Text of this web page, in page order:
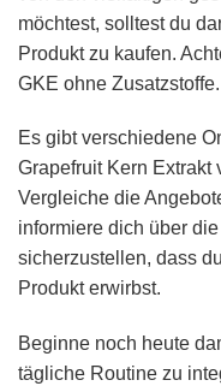
möchtest, solltest du
Produkt zu kaufen.
GKE ohne Zusatzstoffe.
Es gibt verschiedene
Grapefruit Kern Extrakt
Vergleiche die
informiere dich über
sicherzustellen, dass
Produkt erwirbst.
Beginne noch heute
tägliche Routine zu